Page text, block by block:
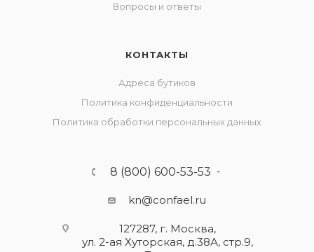
Вопросы и ответы
КОНТАКТЫ
Адреса бутиков
Политика конфиденциальности
Политика обработки персональных данных
8 (800) 600-53-53
kn@confael.ru
127287, г. Москва,
ул. 2-ая Хуторская, д.38А, стр.9,